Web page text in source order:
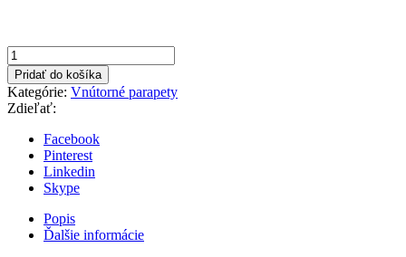
množstvo
Biela
150x1300mm
vnútorný
plastový
parapet
Pridať do košíka
Kategórie: Vnútorné parapety
Zdieľať:
Facebook
Pinterest
Linkedin
Skype
Popis
Ďalšie informácie